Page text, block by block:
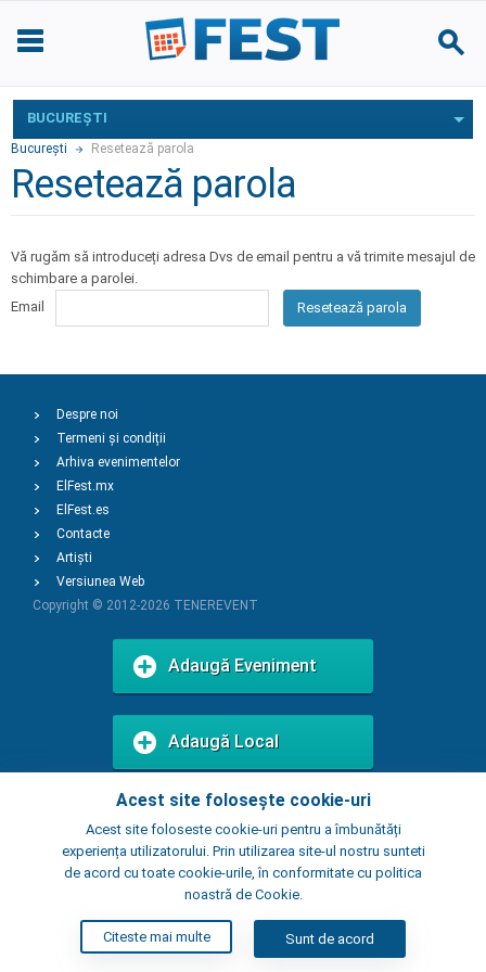
BUCUREŞTI
Bucureşti Resetează parola
Resetează parola
Vă rugăm să introduceți adresa Dvs de email pentru a vă trimite mesajul de
schimbare a parolei.
Email
Resetează parola
Acest site folosește cookie-uri
Acest site foloseste cookie-uri pentru a îmbunătăți
experiența utilizatorului. Prin utilizarea site-ul nostru sunteti
de acord cu toate cookie-urile, în conformitate cu politica
noastră de Cookie.
Citeste mai multe Sunt de acord
Despre noi
Termeni și condiții
Arhiva evenimentelor
ElFest.mx
ElFest.es
Contacte
Artiști
Versiunea Web
Copyright © 2012-2026 TENEREVENT
Adaugă Eveniment
Adaugă Local